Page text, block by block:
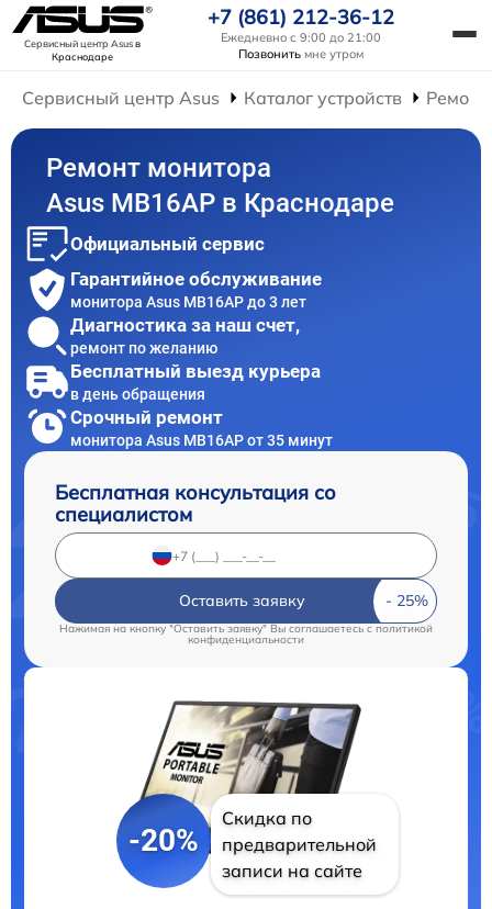
Сервисный центр Asusв
Краснодаре
+7 (861) 212-36-12
Ежедневно с 9:00 до 21:00
Позвонить мне утром
Сервисный центр Asus Каталог устройств
Ремонт монитора
Asus MB16AP в Краснодаре
Официальный сервис
Гарантийное обслуживание
монитора Asus MB16AP до 3 лет
Диагностика за наш счет,
ремонт по желанию
Бесплатный выезд курьера
в день обращения
Срочный ремонт
монитора Asus MB16AP от 35 минут
Бесплатная консультация со
специалистом
Оставить заявку
Нажимая на кнопку "Оставить заявку" Вы соглашаетесь c политикой
конфиденциальности
-20%
Скидка по
предварительной
записи на сайте